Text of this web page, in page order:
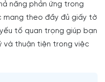
năng phản ứng trong
mang theo đầy đủ giấy tờ
tố quan trọng giúp bạn
và thuận tiện trong việc